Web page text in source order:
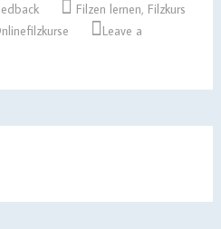
Filzen lernen, Filzkurs
Leave a